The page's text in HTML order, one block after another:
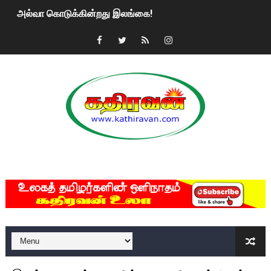
அல்வா கொடுக்கின்றது இலங்கை!
2ஆம் நாள் உக்ரைன் யுத்தம்!! எங்களைத் தனிமையில்
மகிந்த ராஜபக்சே பதவி விலக திட்டம்?
ரவுடி பேபிக்கு நடந்த தரமான சம்பவம்.. ஆபாச வீடியோக்களால்
குண்டை தூக்கிப்போட்ட ஆய்வு…. இந்தியாவின் “கோவிஷீல்டு”
யாழில் தமிழின தலைவர் பிரபாகரனின் பிறந்தநாளை
ஏர்போர்ட்டில் உதைத்த நபர் யார், என்ன நடந்தது?: உண்மையை
சீனா இலங்கையிடம் 8 மில்லியன் அமெரிக்க டொலர் நட்டஈடு